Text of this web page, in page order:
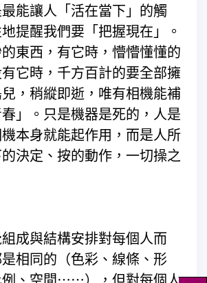
能讓人「活在當下」的觸
提醒我們要「把握現在」。
東西，有它時，懵懵懂懂的
它時，千方百計的要全部擁
，稍縱即逝，唯有相機能補
」。只是機器是死的，人是
本身就能起作用，而是人所
決定、按的動作，一切操之
成與結構安排對每個人而
相同的（色彩、線條、形